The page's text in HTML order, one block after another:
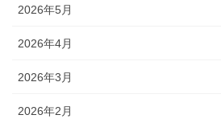
2026年5月
2026年4月
2026年3月
2026年2月